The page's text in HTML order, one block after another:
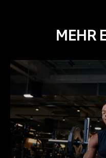
MEHR